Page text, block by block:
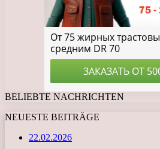
BELIEBTE NACHRICHTEN
NEUESTE BEITRÄGE
22.02.2026